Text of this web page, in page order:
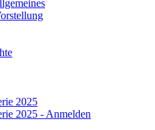
2025
2025 - Anmelden